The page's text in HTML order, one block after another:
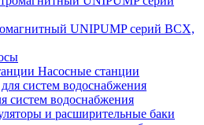
UNIPUMP серий BCX,
Насосные станции
систем водоснабжения